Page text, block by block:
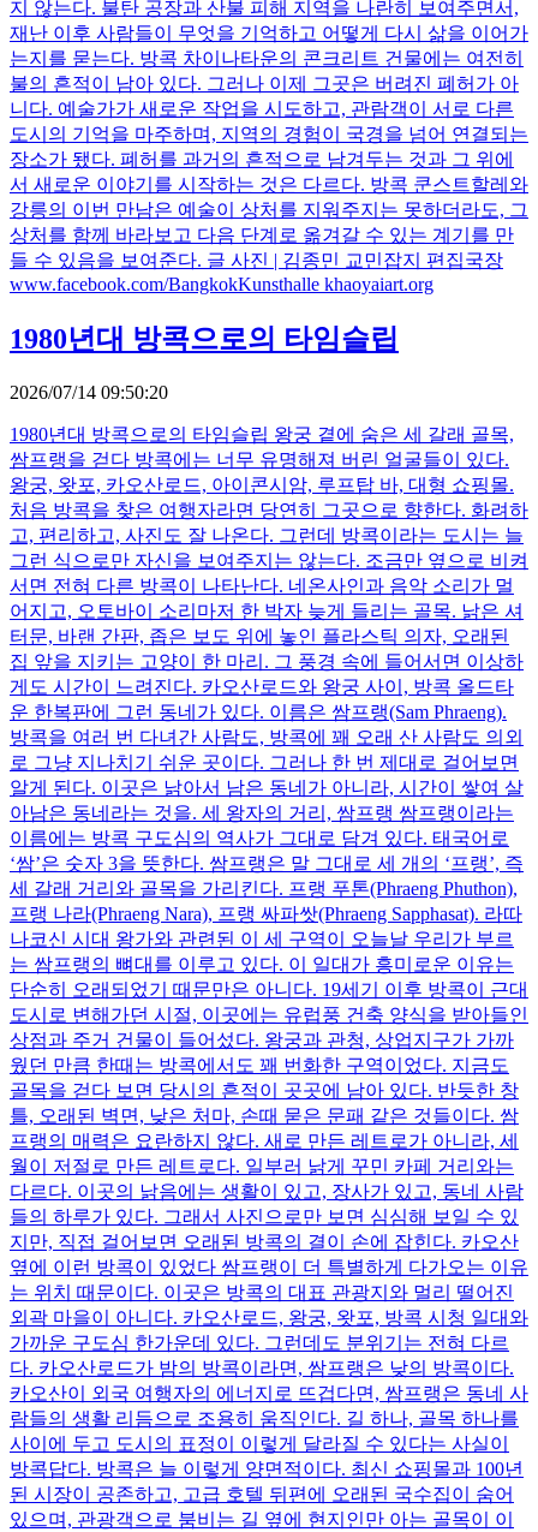
지 않는다. 불탄 공장과 산불 피해 지역을 나란히 보여주면서,
재난 이후 사람들이 무엇을 기억하고 어떻게 다시 삶을 이어가
는지를 묻는다. 방콕 차이나타운의 콘크리트 건물에는 여전히
불의 흔적이 남아 있다. 그러나 이제 그곳은 버려진 폐허가 아
니다. 예술가가 새로운 작업을 시도하고, 관람객이 서로 다른
도시의 기억을 마주하며, 지역의 경험이 국경을 넘어 연결되는
장소가 됐다. 폐허를 과거의 흔적으로 남겨두는 것과 그 위에
서 새로운 이야기를 시작하는 것은 다르다. 방콕 쿤스트할레와
강릉의 이번 만남은 예술이 상처를 지워주지는 못하더라도, 그
상처를 함께 바라보고 다음 단계로 옮겨갈 수 있는 계기를 만
들 수 있음을 보여준다. 글 사진 | 김종민 교민잡지 편집국장
www.facebook.com/BangkokKunsthalle khaoyaiart.org
1980년대 방콕으로의 타임슬립
2026/07/14 09:50:20
1980년대 방콕으로의 타임슬립 왕궁 곁에 숨은 세 갈래 골목,
쌈프랭을 걷다 방콕에는 너무 유명해져 버린 얼굴들이 있다.
왕궁, 왓포, 카오산로드, 아이콘시암, 루프탑 바, 대형 쇼핑몰.
처음 방콕을 찾은 여행자라면 당연히 그곳으로 향한다. 화려하
고, 편리하고, 사진도 잘 나온다. 그런데 방콕이라는 도시는 늘
그런 식으로만 자신을 보여주지는 않는다. 조금만 옆으로 비켜
서면 전혀 다른 방콕이 나타난다. 네온사인과 음악 소리가 멀
어지고, 오토바이 소리마저 한 박자 늦게 들리는 골목. 낡은 셔
터문, 바랜 간판, 좁은 보도 위에 놓인 플라스틱 의자, 오래된
집 앞을 지키는 고양이 한 마리. 그 풍경 속에 들어서면 이상하
게도 시간이 느려진다. 카오산로드와 왕궁 사이, 방콕 올드타
운 한복판에 그런 동네가 있다. 이름은 쌈프랭(Sam Phraeng).
방콕을 여러 번 다녀간 사람도, 방콕에 꽤 오래 산 사람도 의외
로 그냥 지나치기 쉬운 곳이다. 그러나 한 번 제대로 걸어보면
알게 된다. 이곳은 낡아서 남은 동네가 아니라, 시간이 쌓여 살
아남은 동네라는 것을. 세 왕자의 거리, 쌈프랭 쌈프랭이라는
이름에는 방콕 구도심의 역사가 그대로 담겨 있다. 태국어로
‘쌈’은 숫자 3을 뜻한다. 쌈프랭은 말 그대로 세 개의 ‘프랭’, 즉
세 갈래 거리와 골목을 가리킨다. 프랭 푸톤(Phraeng Phuthon),
프랭 나라(Phraeng Nara), 프랭 싸파쌋(Phraeng Sapphasat). 라따
나코신 시대 왕가와 관련된 이 세 구역이 오늘날 우리가 부르
는 쌈프랭의 뼈대를 이루고 있다. 이 일대가 흥미로운 이유는
단순히 오래되었기 때문만은 아니다. 19세기 이후 방콕이 근대
도시로 변해가던 시절, 이곳에는 유럽풍 건축 양식을 받아들인
상점과 주거 건물이 들어섰다. 왕궁과 관청, 상업지구가 가까
웠던 만큼 한때는 방콕에서도 꽤 번화한 구역이었다. 지금도
골목을 걷다 보면 당시의 흔적이 곳곳에 남아 있다. 반듯한 창
틀, 오래된 벽면, 낮은 처마, 손때 묻은 문패 같은 것들이다. 쌈
프랭의 매력은 요란하지 않다. 새로 만든 레트로가 아니라, 세
월이 저절로 만든 레트로다. 일부러 낡게 꾸민 카페 거리와는
다르다. 이곳의 낡음에는 생활이 있고, 장사가 있고, 동네 사람
들의 하루가 있다. 그래서 사진으로만 보면 심심해 보일 수 있
지만, 직접 걸어보면 오래된 방콕의 결이 손에 잡힌다. 카오산
옆에 이런 방콕이 있었다 쌈프랭이 더 특별하게 다가오는 이유
는 위치 때문이다. 이곳은 방콕의 대표 관광지와 멀리 떨어진
외곽 마을이 아니다. 카오산로드, 왕궁, 왓포, 방콕 시청 일대와
가까운 구도심 한가운데 있다. 그런데도 분위기는 전혀 다르
다. 카오산로드가 밤의 방콕이라면, 쌈프랭은 낮의 방콕이다.
카오산이 외국 여행자의 에너지로 뜨겁다면, 쌈프랭은 동네 사
람들의 생활 리듬으로 조용히 움직인다. 길 하나, 골목 하나를
사이에 두고 도시의 표정이 이렇게 달라질 수 있다는 사실이
방콕답다. 방콕은 늘 이렇게 양면적이다. 최신 쇼핑몰과 100년
된 시장이 공존하고, 고급 호텔 뒤편에 오래된 국수집이 숨어
있으며, 관광객으로 붐비는 길 옆에 현지인만 아는 골목이 이